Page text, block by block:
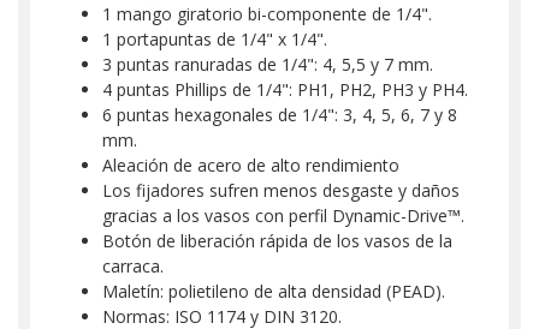
1 mango giratorio bi-componente de 1/4".
1 portapuntas de 1/4" x 1/4".
3 puntas ranuradas de 1/4": 4, 5,5 y 7 mm.
4 puntas Phillips de 1/4": PH1, PH2, PH3 y PH4.
6 puntas hexagonales de 1/4": 3, 4, 5, 6, 7 y 8
mm.
Aleación de acero de alto rendimiento
Los fijadores sufren menos desgaste y daños
gracias a los vasos con perfil Dynamic-Drive™.
Botón de liberación rápida de los vasos de la
carraca.
Maletín: polietileno de alta densidad (PEAD).
Normas: ISO 1174 y DIN 3120.